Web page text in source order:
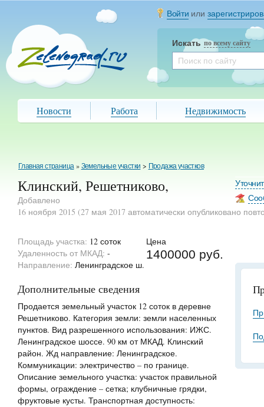
Войти или
Искать по всему сайту
Новости Работа Недвижимость
Главная страница »Земельные участки > Продажа участков
Клинский, Решетниково,
Добавлено
16 ноября 2015 (27 мая 2017 автоматически опубликовано
Площадь участка: 12 соток
Удаленность от МКАД: -
Направление: Ленинградское ш.
Цена
1400000 руб.
Дополнительные сведения
Продается земельный участок 12 соток в деревне
Решетниково. Категория земли: земли населенных
пунктов. Вид разрешенного использования: ИЖС.
Ленинградское шоссе. 90 км от МКАД. Клинский
район. Жд направление: Ленинградское.
Коммуникации: электричество – по границе.
Описание земельного участка: участок правильной
формы, ограждение – сетка; клубничные грядки,
фруктовые кусты. Транспортная доступность: